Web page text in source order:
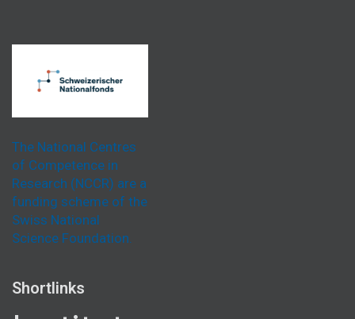
The National Centres
of Competence in
Research (NCCR) are a
funding scheme of the
Swiss National
Science Foundation.
Shortlinks